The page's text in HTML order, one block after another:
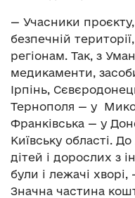
— Учасники
безпечній
регіонам. Так, з
медикаменти,
Ірпінь,
Тернополя — у
Франківська — у
Київську області.
дітей і дорослих з
були і лежачі
Значна частина